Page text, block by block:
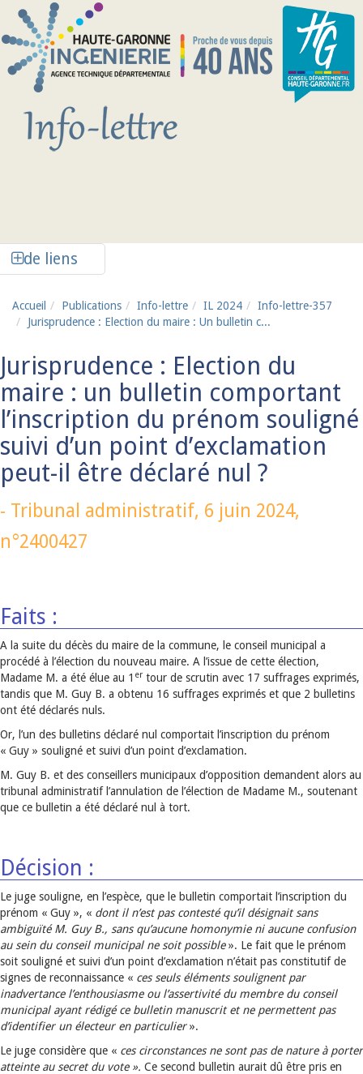
Aller au contenu principal
de liens
Accueil Publications Info-lettre IL 2024
Info-lettre-357
Jurisprudence : Election du maire : Un bulletin c...
Jurisprudence : Election du
maire : un bulletin comportant
l’inscription du prénom souligné
suivi d’un point d’exclamation
peut-il être déclaré nul ?
- Tribunal administratif, 6 juin 2024,
n°2400427
Faits :
A la suite du décès du maire de la commune, le conseil municipal a
procédé à l’élection du nouveau maire. A l’issue de cette élection,
Madame M. a été élue au 1 er tour de scrutin avec 17 suffrages exprimés,
tandis que M. Guy B. a obtenu 16 suffrages exprimés et que 2 bulletins
ont été déclarés nuls.
Or, l’un des bulletins déclaré nul comportait l’inscription du prénom
« Guy » souligné et suivi d’un point d’exclamation.
M. Guy B. et des conseillers municipaux d’opposition demandent alors au
tribunal administratif l’annulation de l’élection de Madame M., soutenant
que ce bulletin a été déclaré nul à tort.
Décision :
Le juge souligne, en l’espèce, que le bulletin comportait l’inscription du
prénom « Guy », « dont il n’est pas contesté qu’il désignait sans
ambiguïté M. Guy B., sans qu’aucune homonymie ni aucune confusion
au sein du conseil municipal ne soit possible». Le fait que le prénom
soit souligné et suivi d’un point d’exclamation n’était pas constitutif de
signes de reconnaissance « ces seuls éléments soulignent par
inadvertance l’enthousiasme ou l’assertivité du membre du conseil
municipal ayant rédigé ce bulletin manuscrit et ne permettent pas
d’identifier un électeur en particulier».
Le juge considère que « ces circonstances ne sont pas de nature à porter
atteinte au secret du vote ». Ce second bulletin aurait dû être pris en